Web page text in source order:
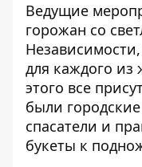
Ведущие
горожан со
для каждого из
этого все
были
спасатели и
букеты к